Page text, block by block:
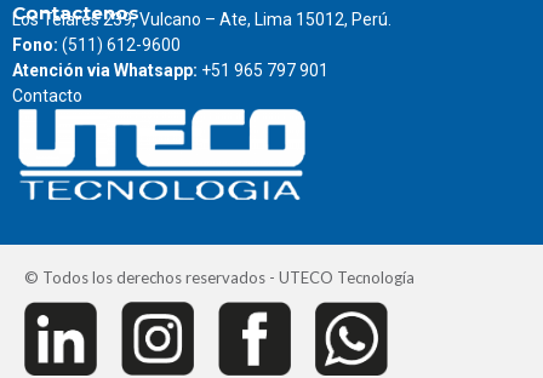
Contactenos
Los Telares 239, Vulcano – Ate, Lima 15012, Perú.
Fono: (511) 612-9600
Atención via Whatsapp: +51 965 797 901
Contacto
© Todos los derechos reservados - UTECO Tecnología